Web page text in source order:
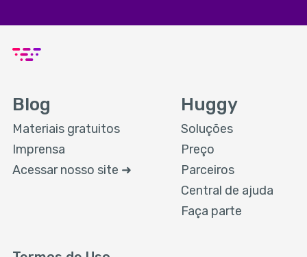
Blog
Materiais gratuitos
Imprensa
Acessar nosso site ➜
Huggy
Soluções
Preço
Parceiros
Central de ajuda
Faça parte